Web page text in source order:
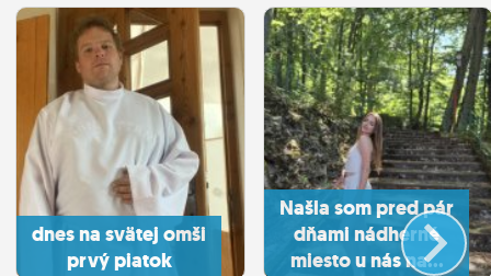
dnes na svätej omši
prvý piatok
Našla som pred pár
dňami nádherné
miesto u nás na...